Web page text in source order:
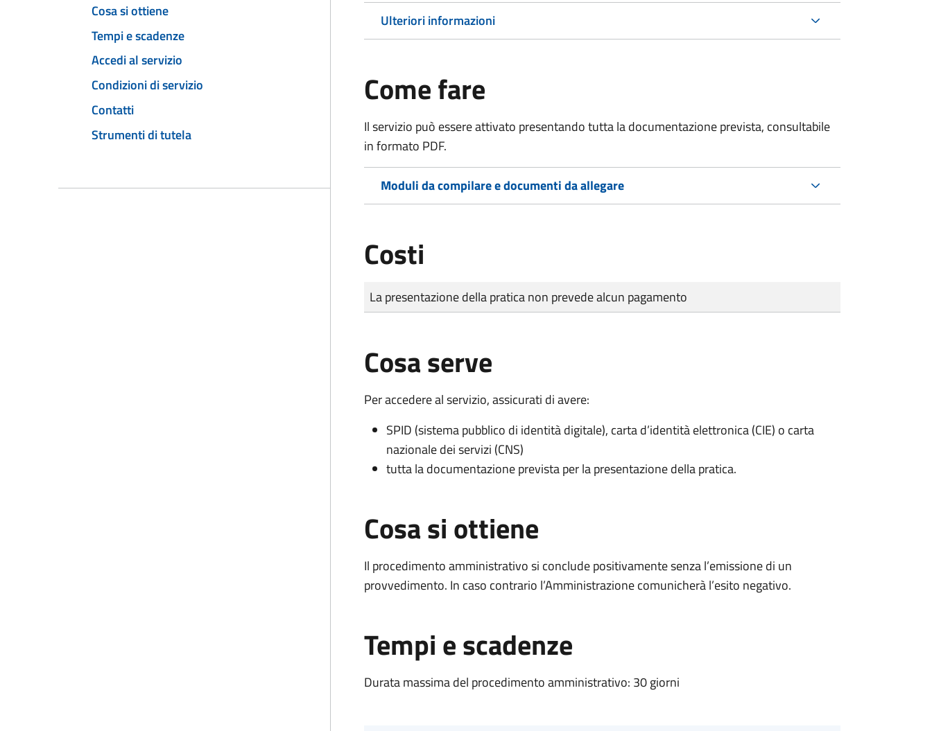
Cosa si ottiene
Tempi e scadenze
Accedi al servizio
Condizioni di servizio
Contatti
Strumenti di tutela
Ulteriori informazioni
Come fare
Il servizio può essere attivato presentando tutta la documentazione prevista, consultabile
in formato PDF.
Moduli da compilare e documenti da allegare
Costi
Tipo di pagamento
Importo
La presentazione della pratica non prevede alcun pagamento
Cosa serve
Per accedere al servizio, assicurati di avere:
SPID (sistema pubblico di identità digitale), carta d’identità elettronica (CIE) o carta
nazionale dei servizi (CNS)
tutta la documentazione prevista per la presentazione della pratica.
Cosa si ottiene
Il procedimento amministrativo si conclude positivamente senza l’emissione di un
provvedimento. In caso contrario l’Amministrazione comunicherà l’esito negativo.
Tempi e scadenze
Durata massima del procedimento amministrativo: 30 giorni